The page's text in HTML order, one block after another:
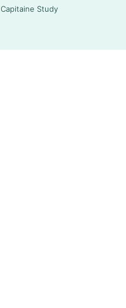
Capitaine Study